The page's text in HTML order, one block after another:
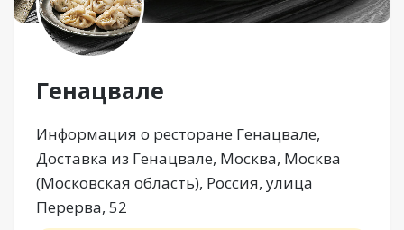
Генацвале
Информация о ресторане Генацвале,
Доставка из Генацвале, Москва, Москва
(Московская область), Россия, улица
Перерва, 52